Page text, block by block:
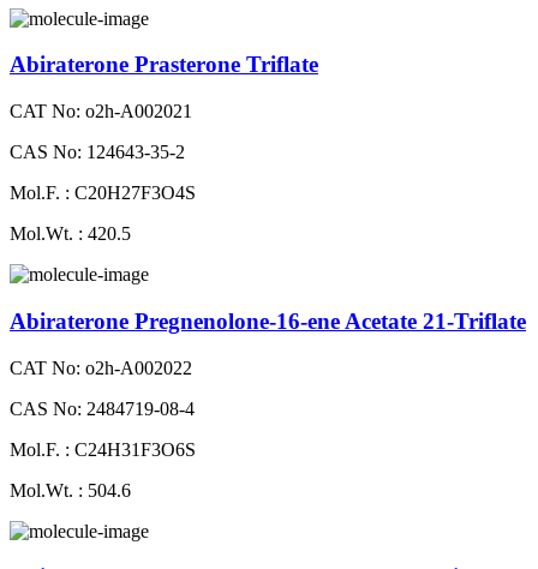
Abiraterone Prasterone Triflate
CAT No: o2h-A002021
CAS No: 124643-35-2
Mol.F. : C20H27F3O4S
Mol.Wt. : 420.5
Abiraterone Pregnenolone-16-ene Acetate 21-Triflate
CAT No: o2h-A002022
CAS No: 2484719-08-4
Mol.F. : C24H31F3O6S
Mol.Wt. : 504.6